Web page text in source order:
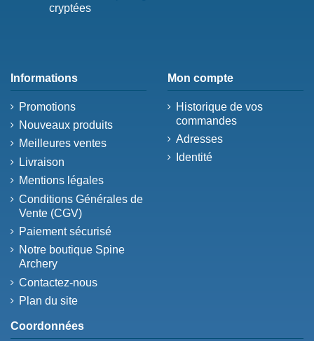
cryptées
Informations
Promotions
Nouveaux produits
Meilleures ventes
Livraison
Mentions légales
Conditions Générales de
Vente (CGV)
Paiement sécurisé
Notre boutique Spine
Archery
Contactez-nous
Plan du site
Mon compte
Historique de vos
commandes
Adresses
Identité
Coordonnées